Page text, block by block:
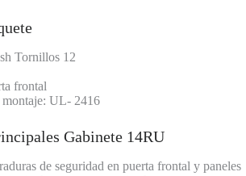
Tornillos 12
frontal
montaje: UL- 2416
Gabinete 14RU
de seguridad en puerta frontal y paneles